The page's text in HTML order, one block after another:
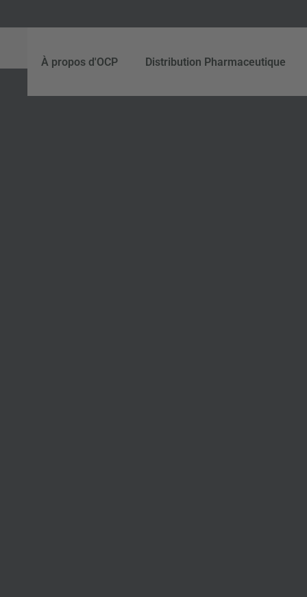
À propos d'OCP Distribution Pharmaceutique